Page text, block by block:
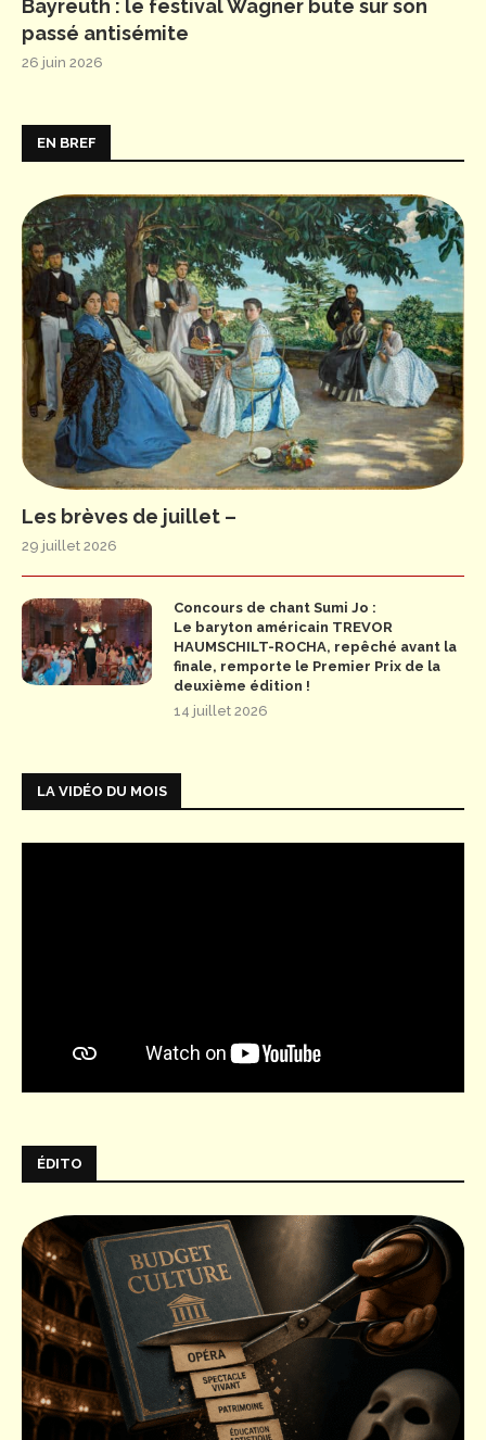
Bayreuth : le festival Wagner bute sur son
passé antisémite
26 juin 2026
EN BREF
Les brèves de juillet –
29 juillet 2026
Concours de chant Sumi Jo :
Le baryton américain TREVOR
HAUMSCHILT-ROCHA, repêché avant la
finale, remporte le Premier Prix de la
deuxième édition !
14 juillet 2026
LA VIDÉO DU MOIS
ÉDITO